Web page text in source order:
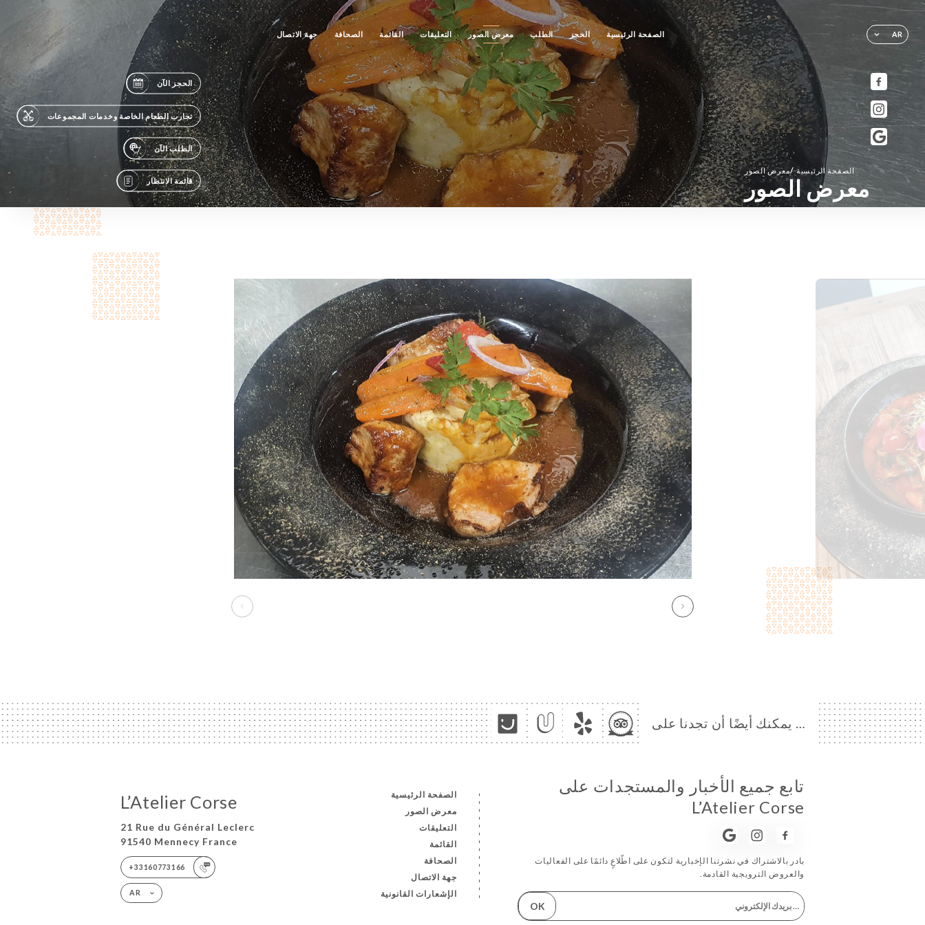
AR الصفحة الرئيسية الحجز الطلب معرض الصور التعليقات القائمة الصحافة جهة الاتصال
الحجز الآن
تجارب الطعام الخاصة وخدمات المجموعات
الطلب الآن
قائمة الانتظار
الصفحة الرئيسية/معرض الصور
معرض الصور
… يمكنك أيضًا أن تجدنا على
L’Atelier Corse
21 Rue du Général Leclerc
91540 Mennecy France
+33160773166
AR
الصفحة الرئيسية
معرض الصور
التعليقات
القائمة
الصحافة
جهة الاتصال
الإشعارات القانونية
تابع جميع الأخبار والمستجدات على
L’Atelier Corse
بادر بالاشتراك في نشرتنا الإخبارية لتكون على اطّلاعٍ دائمًا على الفعاليات
والعروض الترويجية القادمة.
OK